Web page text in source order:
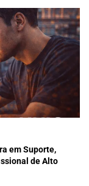
em Suporte,
de Alto